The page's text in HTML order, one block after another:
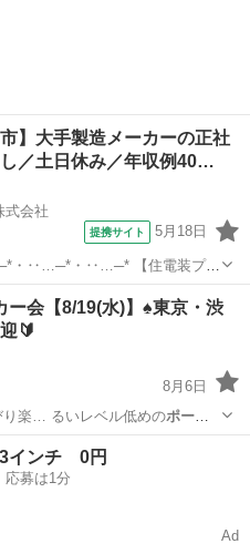
】大手製造メーカーの正社
／土日休み／年収例40…
式会社
提携サイト 5月18日
‥…─*・‥…─* 【住電装プラ
情報を伝達する重要な役割を果
の分岐や接続を担うコネクタの
ー会【8/19(水)】♠️東京・渋
🔰
8月6日
り楽… るいレベル低めのポーカ
→解散！ … ん。 ただただポーカ
の ポーカー会を開催しており…
ポーカー
インチ 0円
応募は1分
Ad